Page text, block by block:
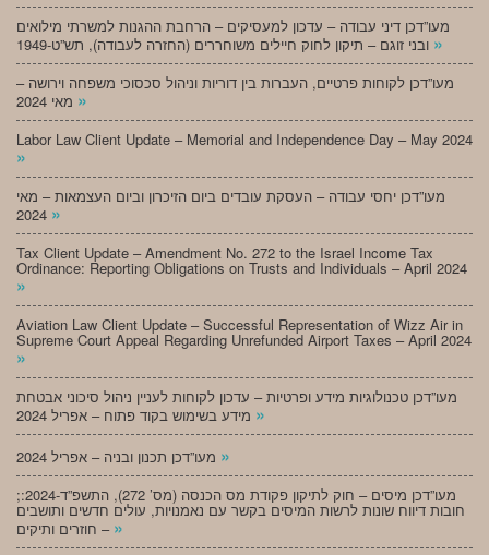
מעו”דכן דיני עבודה – עדכון למעסיקים – הרחבת ההגנות למשרתי מילואים
»
מעו”דכן לקוחות פרטיים, העברות בין דוריות וניהול סכסוכי משפחה וירושה –
»
Labor Law Client Update – Memorial and Independence Day – May 2024
»
מעו”דכן יחסי עבודה – העסקת עובדים ביום הזיכרון וביום העצמאות – מאי
»
Tax Client Update – Amendment No. 272 to the Israel Income Tax
Ordinance: Reporting Obligations on Trusts and Individuals – April 2024
»
Aviation Law Client Update – Successful Representation of Wizz Air in
Supreme Court Appeal Regarding Unrefunded Airport Taxes – April 2024
»
מעו”דכן טכנולוגיות מידע ופרטיות – עדכון לקוחות לעניין ניהול סיכוני אבטחת
»
»
;מעו”דכן מיסים – חוק לתיקון פקודת מס הכנסה (מס’ 272), התשפ”ד-2024:
חובות דיווח שונות לרשות המיסים בקשר עם נאמנויות, עולים חדשים ותושבים
חוזרים ותיקים – »